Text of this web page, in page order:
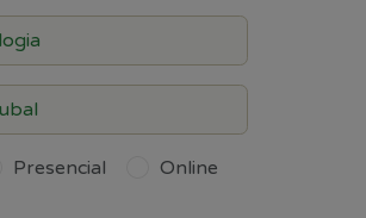
Presencial Online